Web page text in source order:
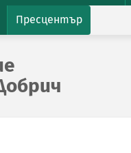
Пресцентър